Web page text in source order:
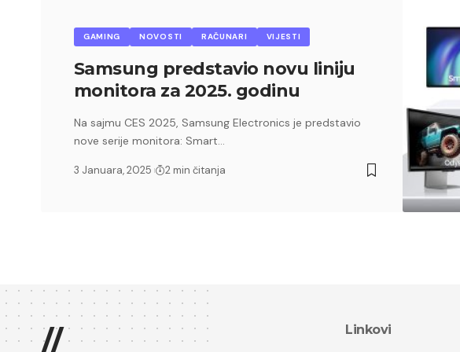
GAMING NOVOSTI RAČUNARI VIJESTI
Samsung predstavio novu liniju
monitora za 2025. godinu
Na sajmu CES 2025, Samsung Electronics je predstavio
nove serije monitora: Smart…
3 Januara, 2025 2 min čitanja
// Linkovi